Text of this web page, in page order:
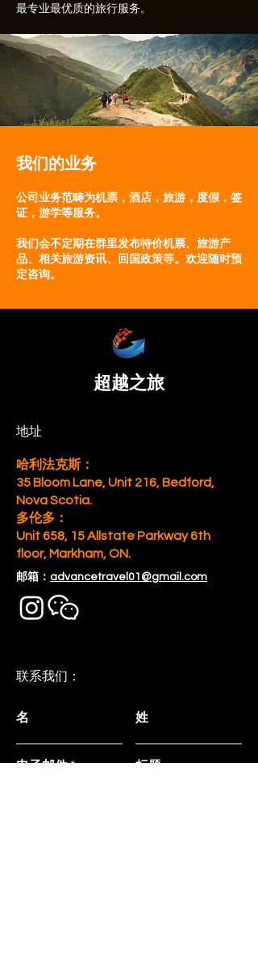
最专业最优质的旅行服务。
我们的业务
公司业务范畴为机票，酒店，旅游，度假，签
证，游学等服务。
我们会不定期在群里发布特价机票、旅游产
品、相关旅游资讯、回国政策等。欢迎随时预
定咨询。
超越之旅
地址
哈利法克斯：
35 Bloom Lane, Unit 216, Bedford,
Nova Scotia.
多伦多：
Unit 658, 15 Allstate Parkway 6th
floor, Markham, ON.
邮箱： advancetravel01@gmail.com
联系我们：
名 姓
电子邮件 标题